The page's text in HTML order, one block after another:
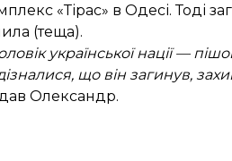
«Тірас» в Одесі. Тоді
(теща).
української нації —
що він загинув,
Олександр.